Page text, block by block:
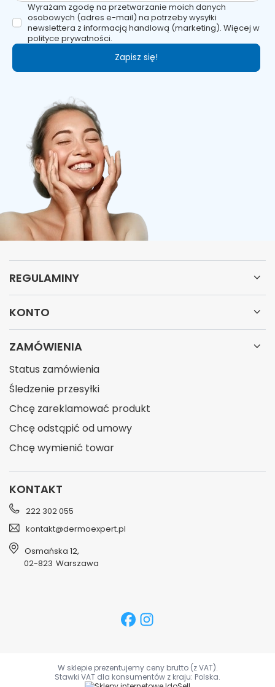
Wyrażam zgodę na przetwarzanie moich danych
osobowych (adres e-mail) na potrzeby wysyłki
newslettera z informacją handlową (marketing). Więcej w
polityce prywatności.
Zapisz się!
REGULAMINY
KONTO
ZAMÓWIENIA
Status zamówienia
Śledzenie przesyłki
Chcę zareklamować produkt
Chcę odstąpić od umowy
Chcę wymienić towar
KONTAKT
222 302 055
kontakt@dermoexpert.pl
Osmańska 12,
02-823 Warszawa
W sklepie prezentujemy ceny brutto (z VAT).
Stawki VAT dla konsumentów z kraju: Polska.